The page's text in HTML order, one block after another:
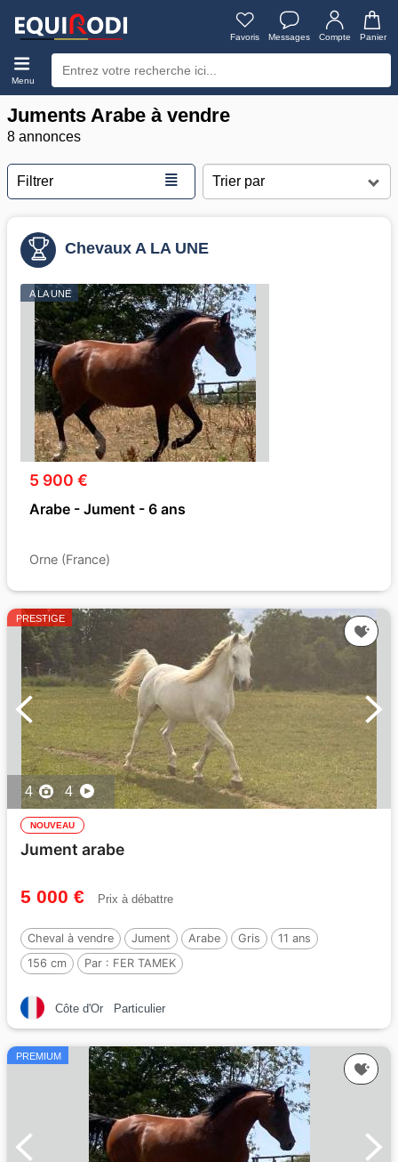
Favoris Messages Compte Panier
Menu
Juments Arabe à vendre
8 annonces
Filtrer ≣
Chevaux A LA UNE
A LA UNE
5 900 €
Arabe - Jument - 6 ans
Orne (France)
PRESTIGE
4 4
NOUVEAU
Jument arabe
5 000 € Prix à débattre
Cheval à vendre Jument Arabe Gris
11 ans
156 cm
Par : FER TAMEK
Côte d'Or Particulier
PREMIUM